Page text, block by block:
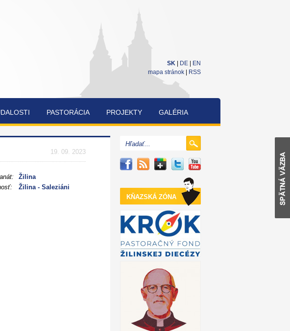
SK DE
EN
mapa stránok
RSS
PASTORÁCIA PROJEKTY GALÉRIA
SYNODA
CUKRÁRENSKÁ
SÚŤAŽ
KŇAZSKÁ ZÓNA
19. 09. 2023
Žilina
Žilina - Saleziáni